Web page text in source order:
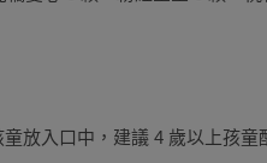
放入口中，建議 4 歲以上孩童